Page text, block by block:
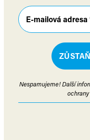
Nespamujeme! Další